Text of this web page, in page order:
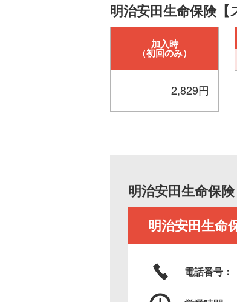
明治安田生命保険
加入時
（初回のみ）
2,829円
明治安田生命保
明治安田生命
電話番号：